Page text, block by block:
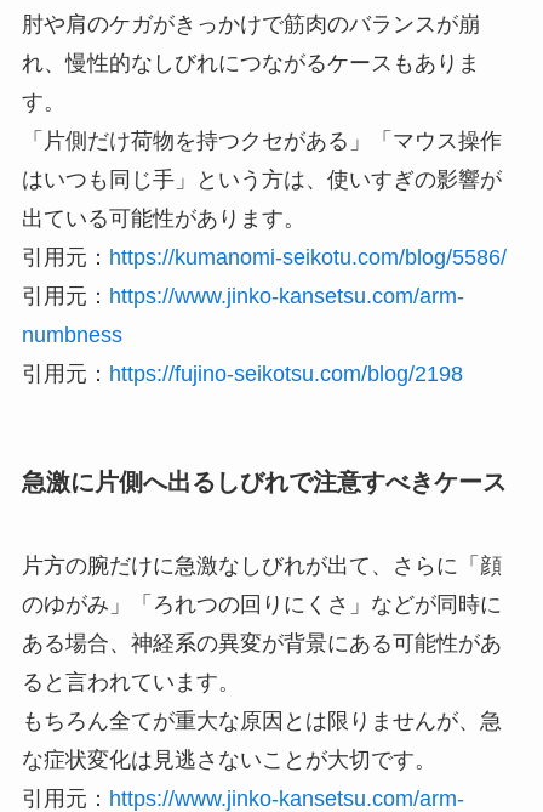
肘や肩のケガがきっかけで筋肉のバランスが崩
れ、慢性的なしびれにつながるケースもありま
す。
「片側だけ荷物を持つクセがある」「マウス操作
はいつも同じ手」という方は、使いすぎの影響が
出ている可能性があります。
引用元： https://kumanomi-seikotu.com/blog/5586/
引用元： https://www.jinko-kansetsu.com/arm-
numbness
引用元： https://fujino-seikotsu.com/blog/2198
急激に片側へ出るしびれで注意すべきケース
片方の腕だけに急激なしびれが出て、さらに「顔
のゆがみ」「ろれつの回りにくさ」などが同時に
ある場合、神経系の異変が背景にある可能性があ
ると言われています。
もちろん全てが重大な原因とは限りませんが、急
な症状変化は見逃さないことが大切です。
引用元： https://www.jinko-kansetsu.com/arm-